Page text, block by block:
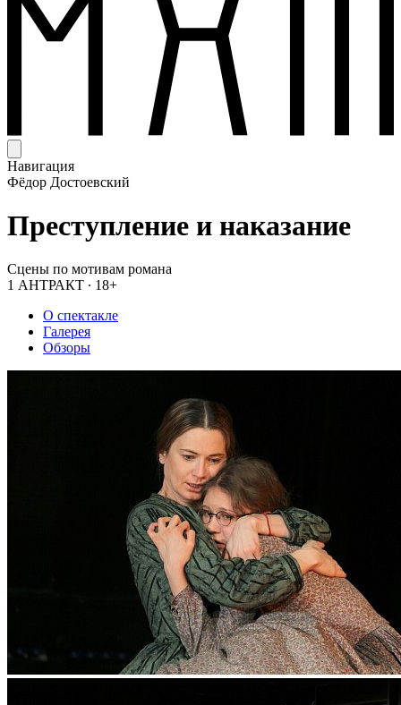
Навигация
Фёдор Достоевский
Преступление и наказание
Сцены по мотивам романа
1 АНТРАКТ ∙ 18+
О спектакле
Галерея
Обзоры